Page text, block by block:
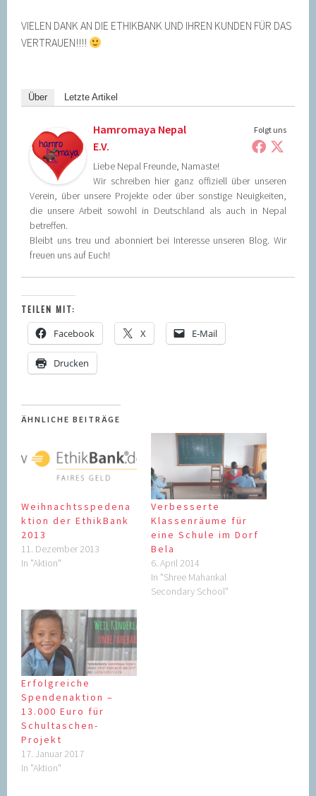
VIELEN DANK AN DIE ETHIKBANK UND IHREN KUNDEN FÜR DAS
VERTRAUEN!!!!
Über Letzte Artikel
Folgt uns
Hamromaya Nepal
E.V.
Liebe Nepal Freunde, Namaste!
Wir schreiben hier ganz offiziell über unseren
Verein, über unsere Projekte oder über sonstige Neuigkeiten,
die unsere Arbeit sowohl in Deutschland als auch in Nepal
betreffen.
Bleibt uns treu und abonniert bei Interesse unseren Blog. Wir
freuen uns auf Euch!
TEILEN MIT:
Facebook X E-Mail
Drucken
ÄHNLICHE BEITRÄGE
Weihnachtsspedena
ktion der EthikBank
2013
11. Dezember 2013
In "Aktion"
Verbesserte
Klassenräume für
eine Schule im Dorf
Bela
6. April 2014
In "Shree Mahankal
Secondary School"
Erfolgreiche
Spendenaktion –
13.000 Euro für
Schultaschen-
Projekt
17. Januar 2017
In "Aktion"